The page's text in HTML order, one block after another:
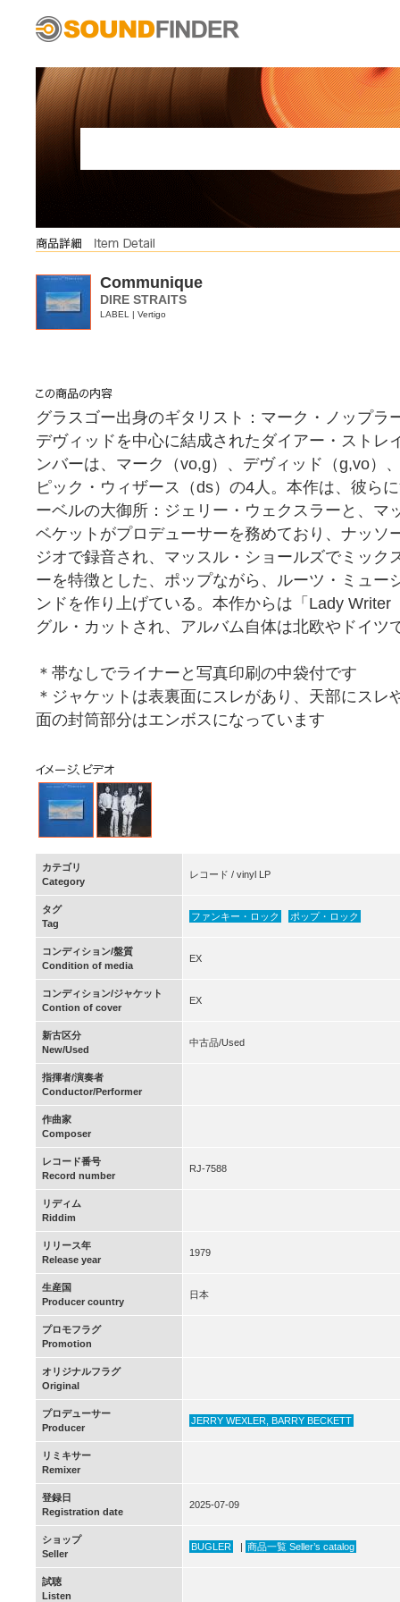
Communique
DIRE STRAITS
LABEL | Vertigo
グラスゴー出身のギタリスト：マーク・ノップラ
デヴィッドを中心に結成されたダイアー・ストレ
ンバーは、マーク（vo,g）、デヴィッド（g,vo）
ピック・ウィザース（ds）の4人。本作は、彼ら
ーベルの大御所：ジェリー・ウェクスラーと、マ
ベケットがプロデューサーを務めており、ナッソ
ジオで録音され、マッスル・ショールズでミック
ーを特徴とした、ポップながら、ルーツ・ミュー
ンドを作り上げている。本作からは「Lady
グル・カットされ、アルバム自体は北欧やドイツ
＊帯なしでライナーと写真印刷の中袋付です
＊ジャケットは表裏面にスレがあり、天部にスレ
面の封筒部分はエンボスになっています
カテゴリ
Category
レコード / vinyl LP
タグ
Tag
ファンキー・ロック ポップ・ロック
コンディション/盤質
Condition of media
EX
コンディション/ジャケット
Contion of cover
EX
新古区分
New/Used
中古品/Used
指揮者/演奏者
Conductor/Performer
作曲家
Composer
レコード番号
Record number
RJ-7588
リディム
Riddim
リリース年
Release year
1979
生産国
Producer country
日本
プロモフラグ
Promotion
オリジナルフラグ
Original
プロデューサー
Producer
JERRY WEXLER, BARRY BECKETT
リミキサー
Remixer
登録日
Registration date
2025-07-09
ショップ
Seller
BUGLER | 商品一覧 Seller’s catalog
試聴
Listen